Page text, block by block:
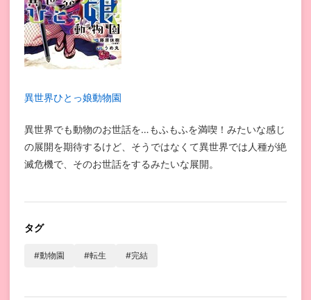
異世界ひとっ娘動物園
異世界でも動物のお世話を…もふもふを満喫！みたいな感じ
の展開を期待するけど、そうではなくて異世界では人種が絶
滅危機で、そのお世話をするみたいな展開。
タグ
#動物園 #転生 #完結